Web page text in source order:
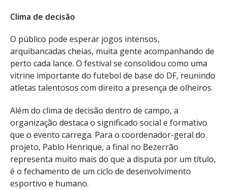
Clima de decisão
O público pode esperar jogos intensos,
arquibancadas cheias, muita gente acompanhando de
perto cada lance. O festival se consolidou como uma
vitrine importante do futebol de base do DF, reunindo
atletas talentosos com direito a presença de olheiros.
Além do clima de decisão dentro de campo, a
organização destaca o significado social e formativo
que o evento carrega. Para o coordenador-geral do
projeto, Pablo Henrique, a final no Bezerrão
representa muito mais do que a disputa por um título,
é o fechamento de um ciclo de desenvolvimento
esportivo e humano.